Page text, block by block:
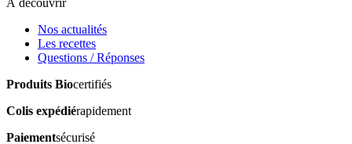
Nos actualités
Les recettes
Questions / Réponses
Produits Biocertifiés
Colis expédiérapidement
Paiementsécurisé